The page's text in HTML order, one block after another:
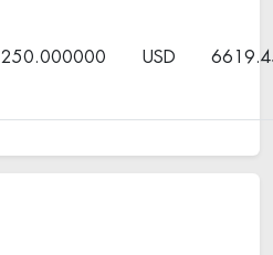
250.000000 USD